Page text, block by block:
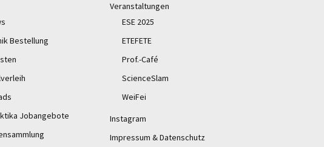
Bestellung
Jobangebote
Veranstaltungen
ESE 2025
ETEFETE
Prof.-Café
ScienceSlam
WeiFei
Instagram
Impressum & Datenschutz